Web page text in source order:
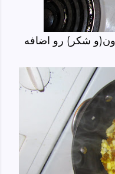
شکر) رو اضافه